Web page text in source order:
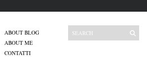
ABOUT BLOG
ABOUT ME
CONTATTI